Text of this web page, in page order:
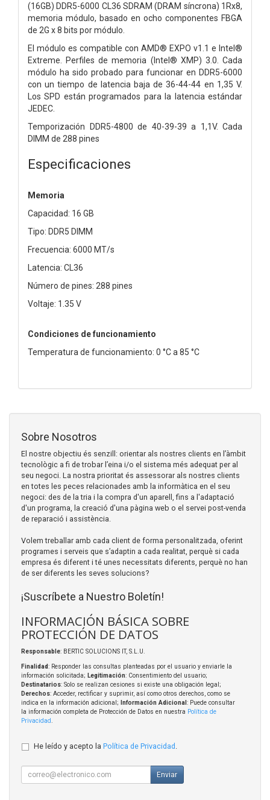
(16GB) DDR5-6000 CL36 SDRAM (DRAM síncrona) 1Rx8,
memoria módulo, basado en ocho componentes FBGA
de 2G x 8 bits por módulo.
El módulo es compatible con AMD® EXPO v1.1 e Intel®
Extreme.
Perfiles de memoria (Intel® XMP) 3.0. Cada
módulo ha sido probado para funcionar en DDR5-6000
con un tiempo de latencia baja de 36-44-44 en 1,35 V.
Los SPD están programados para la latencia estándar
JEDEC.
Temporización DDR5-4800 de 40-39-39 a 1,1V. Cada
DIMM de 288 pines
Especificaciones
Memoria
Capacidad: 16 GB
Tipo: DDR5 DIMM
Frecuencia: 6000 MT/s
Latencia: CL36
Número de pines: 288 pines
Voltaje: 1.35 V
Condiciones de funcionamiento
Temperatura de funcionamiento: 0 °C a 85 °C
Sobre Nosotros
El nostre objectiu és senzill: orientar als nostres clients en l’àmbit
tecnològic a fi de trobar l’eina i/o el sistema més adequat per al
seu negoci. La nostra prioritat és assessorar als nostres clients
en totes les peces relacionades amb la informàtica en el seu
negoci: des de la tria i la compra d'un aparell, fins a l'adaptació
d'un programa, la creació d'una pàgina web o el servei post-venda
de reparació i assistència.
Volem treballar amb cada client de forma personalitzada, oferint
programes i serveis que s’adaptin a cada realitat, perquè si cada
empresa és diferent i té unes necessitats diferents, perquè no han
de ser diferents les seves solucions?
¡Suscríbete a Nuestro Boletín!
INFORMACIÓN BÁSICA SOBRE
PROTECCIÓN DE DATOS
Responsable: BERTIC SOLUCIONS IT, S.L.U.
Finalidad: Responder las consultas planteadas por el usuario y enviarle la
información solicitada; Legitimación: Consentimiento del usuario;
Destinatarios: Solo se realizan cesiones si existe una obligación legal;
Derechos: Acceder, rectificar y suprimir, así como otros derechos, como se
indica en la información adicional;
Información Adicional : Puede consultar
la información completa de Protección de Datos en nuestra Política de
Privacidad
He leído y acepto la Política de Privacidad
Enviar